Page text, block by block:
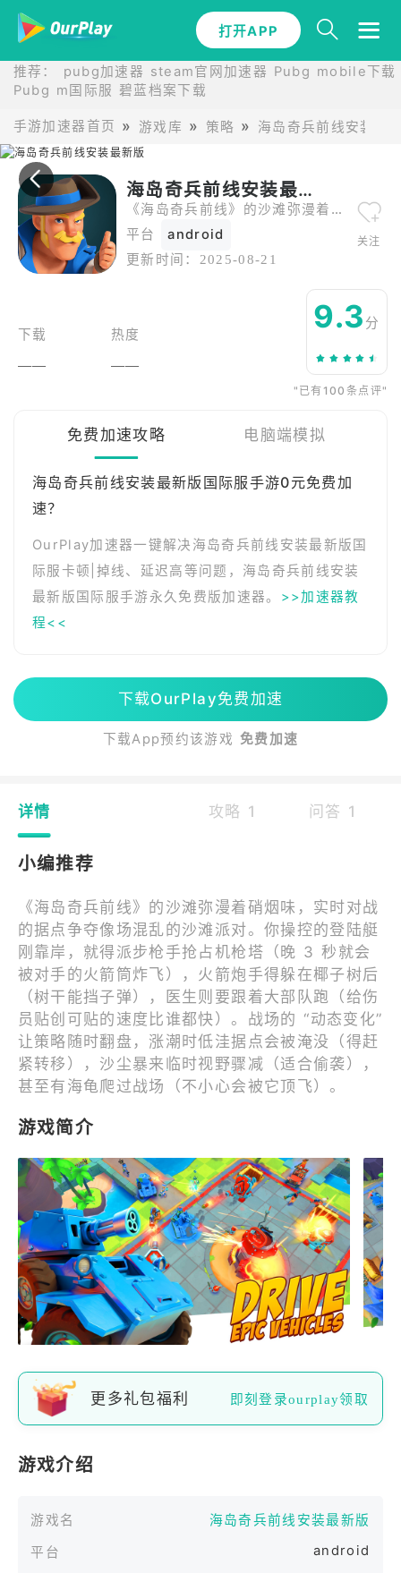
打开APP
推荐： pubg加速器 steam官网加速器 Pubg mobile下载
Pubg m国际服 碧蓝档案下载
手游加速器首页 游戏库 策略 海岛奇兵前线安装最
打开APP
海岛奇兵前线安装最新版
《海岛奇兵前线》的沙滩弥漫着硝烟味，实时对战的据点争夺像场混乱的沙滩派对。你操控的登陆艇刚靠岸，就得派步枪手抢占机枪塔（晚 3 秒就会被对手的火箭筒炸飞），火箭炮手得躲在椰子树后（树干能挡子弹），医生则要跟着大部队跑（给伤员贴创可贴的速度比谁都快）。战场的 “动态变化” 让策略随时翻盘，涨潮时低洼据点会被淹没（得赶紧转移），沙尘暴来临时视野骤减（适合偷袭），甚至有海龟爬过战场（不小心会被它顶飞）。
平台
android
更新时间： 2025-08-21
关注
下载
——
热度
——
9.3 分
"已有100条点评"
免费加速攻略 电脑端模拟
海岛奇兵前线安装最新版国际服手游0元免费加
速？
OurPlay加速器一键解决海岛奇兵前线安装最新版国
际服卡顿|掉线、延迟高等问题，海岛奇兵前线安装
最新版国际服手游永久免费版加速器。 >>加速器教
程<<
下载OurPlay免费加速
下载App预约该游戏 免费加速
详情 攻略 1 问答 1
小编推荐
《海岛奇兵前线》的沙滩弥漫着硝烟味，实时对战
的据点争夺像场混乱的沙滩派对。你操控的登陆艇
刚靠岸，就得派步枪手抢占机枪塔（晚 3 秒就会
被对手的火箭筒炸飞），火箭炮手得躲在椰子树后
（树干能挡子弹），医生则要跟着大部队跑（给伤
员贴创可贴的速度比谁都快）。战场的 “动态变化”
让策略随时翻盘，涨潮时低洼据点会被淹没（得赶
紧转移），沙尘暴来临时视野骤减（适合偷袭），
甚至有海龟爬过战场（不小心会被它顶飞）。
游戏简介
更多礼包福利 即刻登录ourplay领取
游戏介绍
游戏名
海岛奇兵前线安装最新版
平台
android